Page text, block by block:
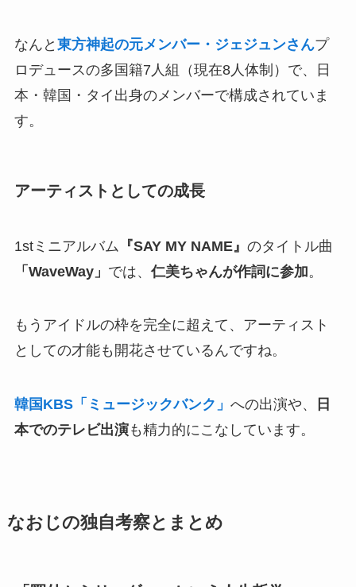
なんと 東方神起の元メンバー・ジェジュンさんプ
ロデュースの多国籍7人組（現在8人体制）で、日
本・韓国・タイ出身のメンバーで構成されていま
す。
アーティストとしての成長
1stミニアルバム 『SAY MY NAME』 のタイトル曲
「WaveWay」 では、 仁美ちゃんが作詞に参加。
もうアイドルの枠を完全に超えて、アーティスト
としての才能も開花させているんですね。
韓国KBS「ミュージックバンク」 への出演や、
日
本でのテレビ出演も精力的にこなしています。
なおじの独自考察とまとめ